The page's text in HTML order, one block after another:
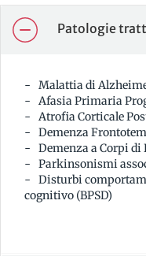
Patologie
Malattia di
Afasia Primaria
Atrofia Corticale
Demenza
Demenza a Corpi di
Parkinsonismi
Disturbi
cognitivo (BPSD)